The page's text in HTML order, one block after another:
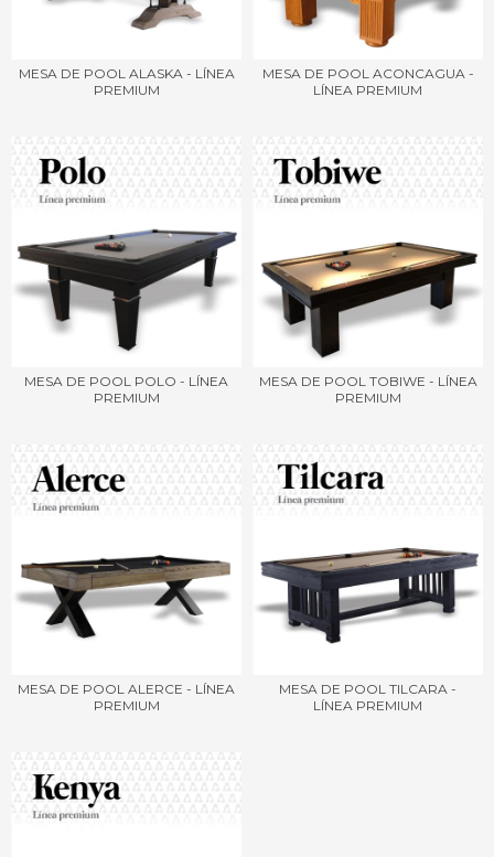
MESA DE POOL ALASKA - LÍNEA
PREMIUM
MESA DE POOL ACONCAGUA -
LÍNEA PREMIUM
MESA DE POOL POLO - LÍNEA
PREMIUM
MESA DE POOL TOBIWE - LÍNEA
PREMIUM
MESA DE POOL ALERCE - LÍNEA
PREMIUM
MESA DE POOL TILCARA -
LÍNEA PREMIUM